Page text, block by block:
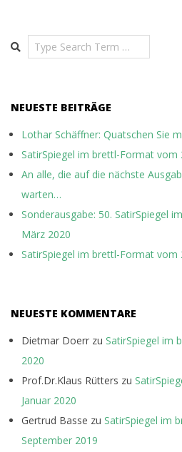
Search
NEUESTE BEITRÄGE
Lothar Schäffner: Quatschen Sie
SatirSpiegel im brettl-Format vom
An alle, die auf die nächste
warten…
Sonderausgabe: 50. SatirSpiegel
März 2020
SatirSpiegel im brettl-Format vom
NEUESTE KOMMENTARE
Dietmar Doerr zu SatirSpiegel im
2020
Prof.Dr.Klaus Rütters zu
Januar 2020
Gertrud Basse zu SatirSpiegel im
September 2019